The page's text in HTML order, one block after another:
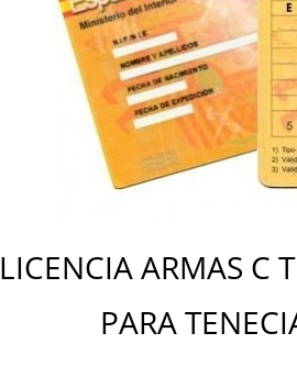
LICENCIA ARMAS C
PARA